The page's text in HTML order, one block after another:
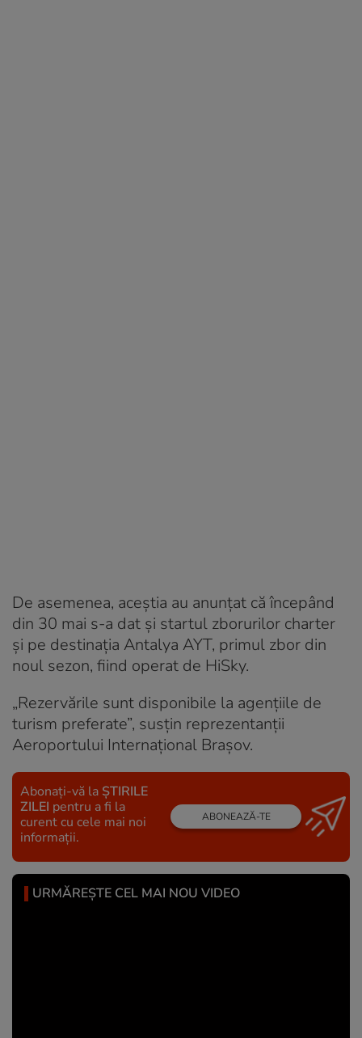
De asemenea, aceștia au anunțat că începând
din 30 mai s-a dat și startul zborurilor charter
și pe destinația Antalya AYT, primul zbor din
noul sezon, fiind operat de HiSky.
„Rezervările sunt disponibile la agențiile de
turism preferate”, susțin reprezentanții
Aeroportului Internațional Brașov.
Abonați-vă la ȘTIRILE
ZILEI pentru a fi la
curent cu cele mai noi
informații.
ABONEAZĂ-TE
URMĂREȘTE CEL MAI NOU VIDEO